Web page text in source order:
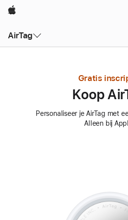
Apple
AirTag
Gratis
Koop
Personaliseer je AirTag met
Alleen bij